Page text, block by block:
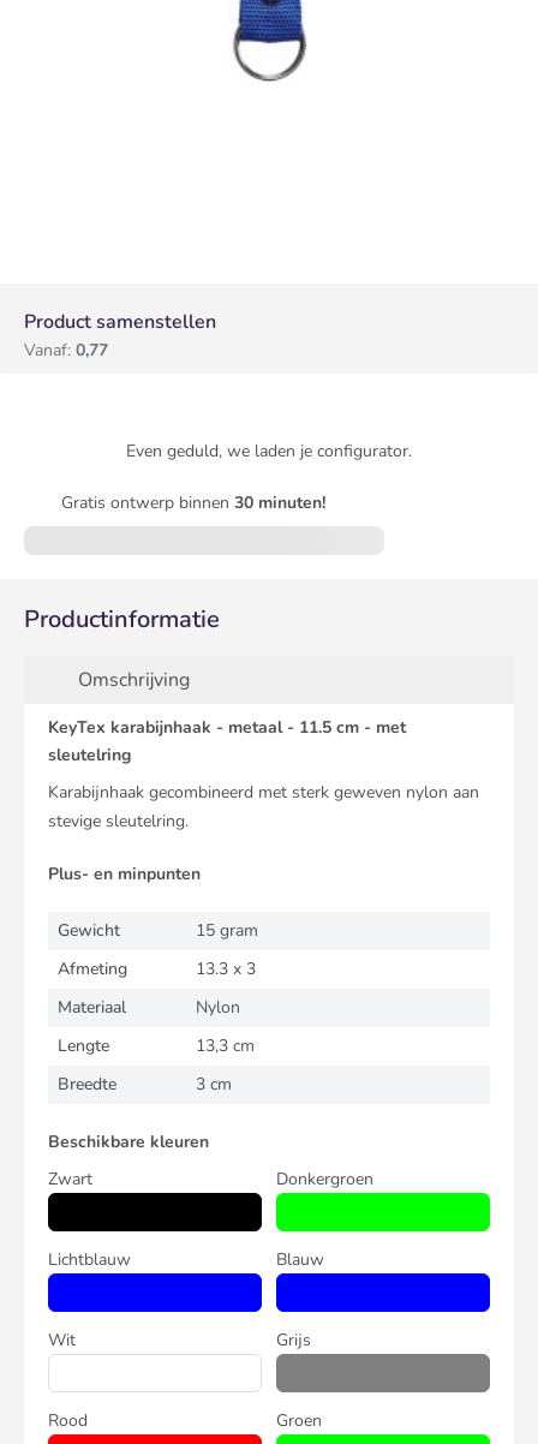
Product samenstellen
Vanaf: 0,77
Even geduld, we laden je configurator.
Gratis ontwerp binnen 30 minuten!
Productinformatie
Omschrijving
KeyTex karabijnhaak - metaal - 11.5 cm - met
sleutelring
Karabijnhaak gecombineerd met sterk geweven nylon aan
stevige sleutelring.
Plus- en minpunten
Gewicht
15 gram
Afmeting
13.3 x 3
Materiaal
Nylon
Lengte
13,3 cm
Breedte
3 cm
Beschikbare kleuren
Zwart
Donkergroen
Lichtblauw Blauw
Wit Grijs
Rood Groen